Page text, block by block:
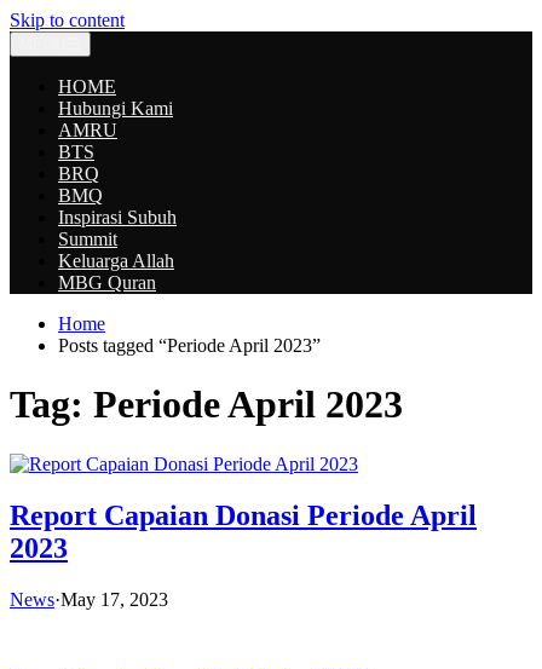
Skip to content
HOME
Hubungi Kami
AMRU
BTS
BRQ
BMQ
Inspirasi Subuh
Summit
Keluarga Allah
MBG Quran
Home
Posts tagged “Periode April 2023”
Tag: Periode April 2023
Report Capaian Donasi Periode April
2023
News·May 17, 2023